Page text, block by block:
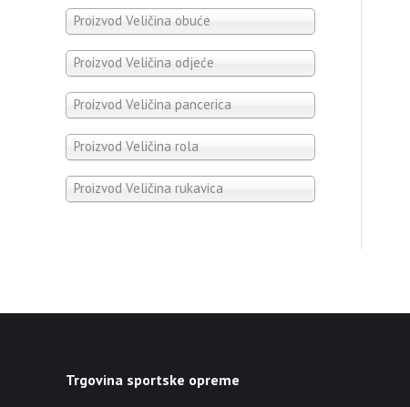
Proizvod Veličina obuće
Proizvod Veličina odjeće
Proizvod Veličina pancerica
Proizvod Veličina rola
Proizvod Veličina rukavica
Trgovina sportske opreme